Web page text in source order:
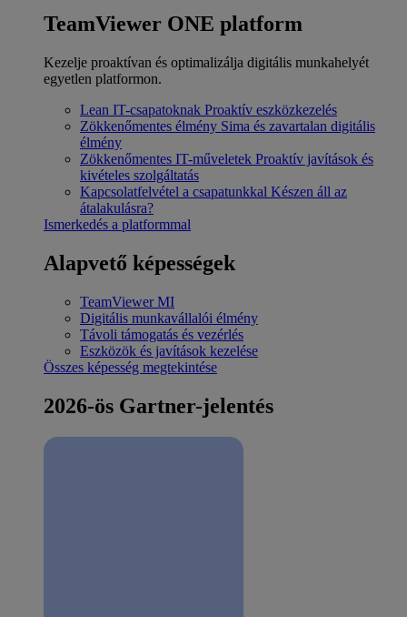
TeamViewer ONE platform
Kezelje proaktívan és optimalizálja digitális munkahelyét
egyetlen platformon.
Lean IT-csapatoknak Proaktív eszközkezelés
Zökkenőmentes élmény Sima és zavartalan digitális
élmény
Zökkenőmentes IT-műveletek Proaktív javítások és
kivételes szolgáltatás
Kapcsolatfelvétel a csapatunkkal Készen áll az
átalakulásra?
Ismerkedés a platformmal
Alapvető képességek
TeamViewer MI
Digitális munkavállalói élmény
Távoli támogatás és vezérlés
Eszközök és javítások kezelése
Összes képesség megtekintése
2026-ös Gartner-jelentés